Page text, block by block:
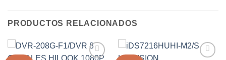
PRODUCTOS RELACIONADOS